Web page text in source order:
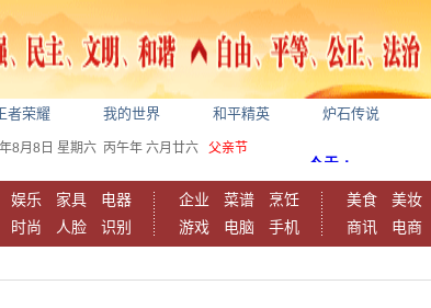
者荣耀 我的世界 和平精英 炉石传说
8月8日 星期六 丙午年 六月廿六 父亲节
娱乐 家具
电器
时尚
人脸 识别
企业 菜谱
烹饪
游戏
电脑 手机
美食 美妆
商讯
电商